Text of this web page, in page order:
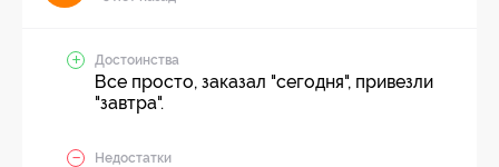
Достоинства
Все просто, заказал "сегодня", привезли
"завтра".
Недостатки